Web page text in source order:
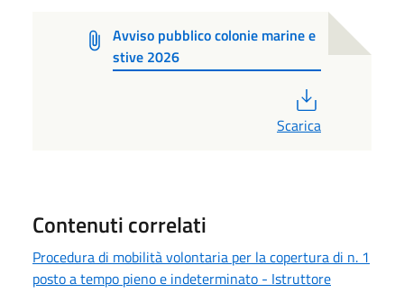
Avviso pubblico colonie marine e
stive 2026
Scarica
Contenuti correlati
Procedura di mobilità volontaria per la copertura di n. 1
posto a tempo pieno e indeterminato - Istruttore